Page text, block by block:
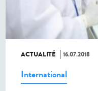
ACTUALITÉ 16.07.2018
International